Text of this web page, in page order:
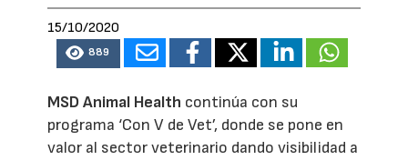
15/10/2020
889
MSD Animal Health continúa con su
programa ‘Con V de Vet’, donde se pone en
valor al sector veterinario dando visibilidad a